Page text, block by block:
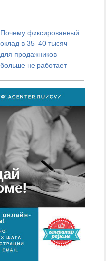
Почему фиксированный
оклад в 35–40 тысяч
для продажников
больше не работает